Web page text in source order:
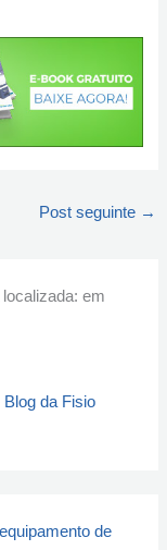
Post seguinte →
em
da Fisio
de